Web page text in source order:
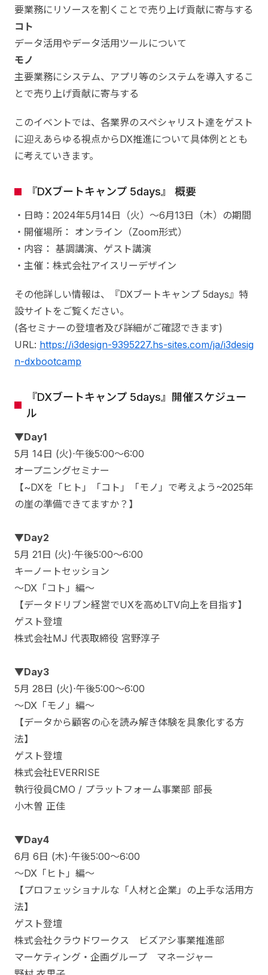
要業務にリソースを割くことで売り上げ貢献に寄与する
コト
データ活用やデータ活用ツールについて
モノ
主要業務にシステム、アプリ等のシステムを導入するこ
とで売り上げ貢献に寄与する
このイベントでは、各業界のスペシャリスト達をゲスト
に迎えあらゆる視点からDX推進について具体例ととも
に考えていきます。
『DXブートキャンプ 5days』 概要
・日時：2024年5月14日（火）～6月13日（木）の期間
・開催場所： オンライン（Zoom形式）
・内容： 基調講演、ゲスト講演
・主催：株式会社アイスリーデザイン
その他詳しい情報は、『DXブートキャンプ 5days』特
設サイトをご覧ください。
(各セミナーの登壇者及び詳細がご確認できます)
URL: https://i3design-9395227.hs-sites.com/ja/i3desig
n-dxbootcamp
『DXブートキャンプ 5days』開催スケジュー
ル
▼Day1
5月 14日 (火)⋅午後5:00～6:00
オープニングセミナー
【~DXを「ヒト」「コト」「モノ」で考えよう~2025年
の崖の準備できてますか？】
▼Day2
5月 21日 (火)⋅午後5:00～6:00
キーノートセッション
～DX「コト」編～
【データドリブン経営でUXを高めLTV向上を目指す】
ゲスト登壇
株式会社MJ 代表取締役 宮野淳子
▼Day3
5月 28日 (火)⋅午後5:00～6:00
～DX「モノ」編～
【データから顧客の心を読み解き体験を具象化する方
法】
ゲスト登壇
株式会社EVERRISE
執行役員CMO / プラットフォーム事業部 部長
小木曽 正佳
▼Day4
6月 6日 (木)⋅午後5:00～6:00
～DX「ヒト」編～
【プロフェッショナルな「人材と企業」の上手な活用方
法】
ゲスト登壇
株式会社クラウドワークス ビズアシ事業推進部
マーケティング・企画グループ マネージャー